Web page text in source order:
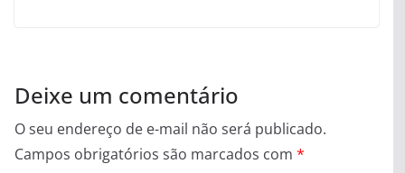
Deixe um comentário
O seu endereço de e-mail não será publicado.
Campos obrigatórios são marcados com *